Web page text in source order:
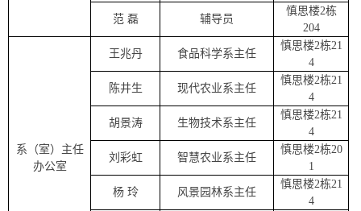
范 磊 辅导员
慎思楼2栋
204
系 （室） 主任
办公室
王兆丹 食品科学系主任
慎思楼2栋21
4
陈井生 现代农业系主任
慎思楼2栋21
4
胡景涛 生物技术系主任
慎思楼2栋21
4
刘彩虹 智慧农业系主任
慎思楼2栋20
1
杨 玲 风景园林系主任
慎思楼2栋21
4